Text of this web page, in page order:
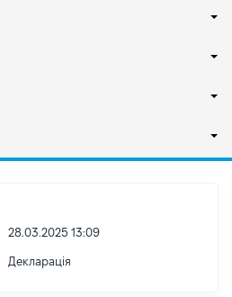
28.03.2025 13:09
Декларація